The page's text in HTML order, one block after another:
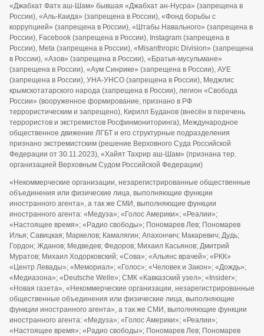
«Джабхат Фатх аш-Шам» бывшая «Джабхат ан-Нусра» (запрещена в
России), «Аль-Каида» (запрещена в России), «Фонд борьбы с
коррупцией» (запрещена в России), «Штабы Навального» (запрещена в
России), Facebook (запрещена в России), Instagram (запрещена в
России), Meta (запрещена в России), «Misanthropic Division» (запрещена
в России), «Азов» (запрещена в России), «Братья-мусульмане»
(запрещена в России), «Аум Синрике» (запрещена в России), АУЕ
(запрещена в России), УНА-УНСО (запрещена в России), Меджлис
крымскотатарского народа (запрещена в России), легион «Свобода
России» (вооруженное формирование, признано в РФ
террористическим и запрещено), Кирилл Буданов (внесён в перечень
террористов и экстремистов Росфинмониторинга), Международное
общественное движение ЛГБТ и его структурные подразделения
признано экстремистским (решение Верховного Суда Российской
Федерации от 30.11.2023), «Хайят Тахрир аш-Шам» (признана тер.
организацией Верховным Судом Российской Федерации)
«Некоммерческие организации, незарегистрированные общественные
объединения или физические лица, выполняющие функции
иностранного агента», а так же СМИ, выполняющие функции
иностранного агента: «Медуза»; «Голос Америки»; «Реалии»;
«Настоящее время»; «Радио свободы»; Пономарев Лев; Пономарев
Илья; Савицкая; Маркелов; Камалягин; Апахончич; Макаревич; Дудь;
Гордон; Жданов; Медведев; Федоров; Михаил Касьянов; Дмитрий
Муратов; Михаил Ходорковский; «Сова»; «Альянс врачей»; «РКК»
«Центр Левады»; «Мемориал»; «Голос»; «Человек и Закон»; «Дождь»;
«Медиазона»; «Deutsche Welle»; СМК «Кавказский узел»; «Insider»;
«Новая газета», «Некоммерческие организации, незарегистрированные
общественные объединения или физические лица, выполняющие
функции иностранного агента», а так же СМИ, выполняющие функции
иностранного агента: «Медуза»; «Голос Америки»; «Реалии»;
«Настоящее время»; «Радио свободы»; Пономарев Лев; Пономарев